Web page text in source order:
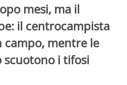
mesi, ma il
il centrocampista
campo, mentre le
scuotono i tifosi